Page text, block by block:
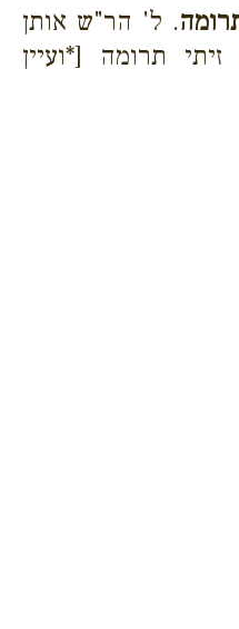
. ל' הר"ש אותן
תרומה [*ועיין